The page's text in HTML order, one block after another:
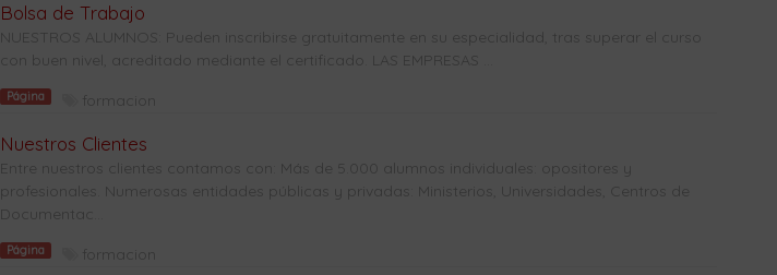
Bolsa de Trabajo
NUESTROS ALUMNOS: Pueden inscribirse gratuitamente en su especialidad, tras superar el curso
con buen nivel, acreditado mediante el certificado. LAS EMPRESAS ...
Página formacion
Nuestros Clientes
Entre nuestros clientes contamos con: Más de 5.000 alumnos individuales: opositores y
profesionales. Numerosas entidades públicas y privadas: Ministerios, Universidades, Centros de
Documentac...
Página formacion